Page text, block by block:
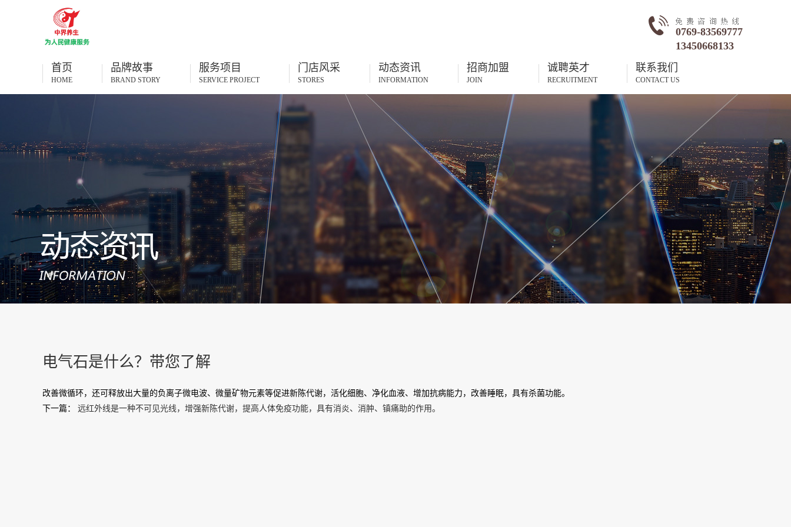
0769-83569777
13450668133
首页
HOME
品牌故事
BRAND STORY
服务项目
SERVICE PROJECT
门店风采
STORES
动态资讯
INFORMATION
招商加盟
JOIN
诚聘英才
RECRUITMENT
联系我们
CONTACT US
电气石是什么？带您了解
改善微循环，还可释放出大量的负离子微电波、微量矿物元素等促进新陈代谢，活化细胞、净化血液、增加抗病能力，改善睡眠，具有杀菌功能。
下一篇： 远红外线是一种不可见光线，增强新陈代谢，提高人体免疫功能，具有消炎、消肿、镇痛助的作用。